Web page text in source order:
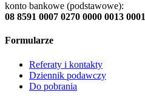
konto bankowe (podstawowe):
08 8591 0007 0270 0000 0013 0001
Formularze
Referaty i kontakty
Dziennik podawczy
Do pobrania